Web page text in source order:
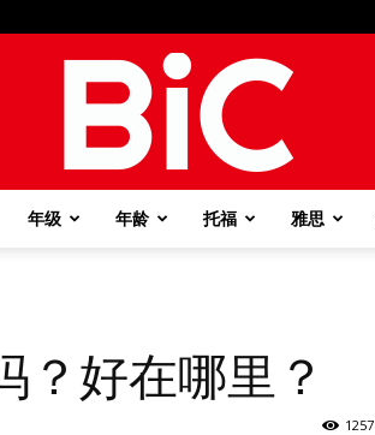
年级 年龄 托福 雅思
？好在哪里？
1257